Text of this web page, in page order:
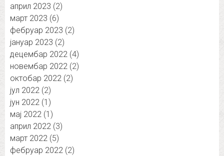
април 2023 (2)
март 2023 (6)
фебруар 2023 (2)
јануар 2023 (2)
децембар 2022 (4)
новембар 2022 (2)
октобар 2022 (2)
јул 2022 (2)
јун 2022 (1)
мај 2022 (1)
април 2022 (3)
март 2022 (5)
фебруар 2022 (2)